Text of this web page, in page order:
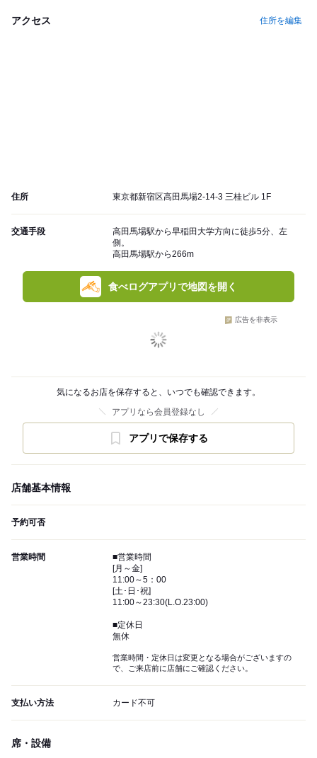
アクセス 住所を編集
住所 東京都新宿区高田馬場2-14-3 三桂ビル 1F
交通手段
高田馬場駅から早稲田大学方向に徒歩5分、左
側。
高田馬場駅から266m
食べログアプリで地図を開く
広告を非表示
気になるお店を保存すると、いつでも確認できます。
アプリなら会員登録なし
アプリで保存する
店舗基本情報
予約可否
営業時間
■営業時間
[月～金]
11:00～5：00
[土･日･祝]
11:00～23:30(L.O.23:00)
■定休日
無休
営業時間・定休日は変更となる場合がございますの
で、ご来店前に店舗にご確認ください。
支払い方法 カード不可
席・設備